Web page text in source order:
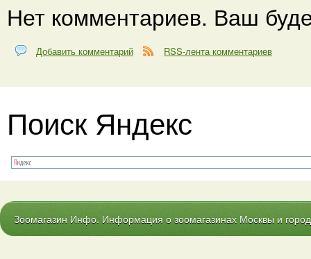
Нет комментариев. Ваш
Добавить комментарий RSS-лента комментариев
Поиск Яндекс
Зоомагазин Инфо. Информация о зоомагазинах Москвы и